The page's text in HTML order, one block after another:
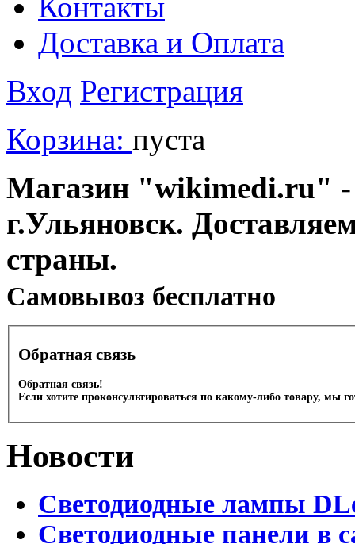
Контакты
Доставка и Оплата
Вход Регистрация
Корзина: пуста
Магазин "wikimedi.ru" -
г.Ульяновск.
страны.
Cамовывоз бесплатно
Обратная связь
Обратная связь!
Если хотите проконсультироваться по какому-либо товару, мы
Новости
Светодиодные лампы
Светодиодные панели в